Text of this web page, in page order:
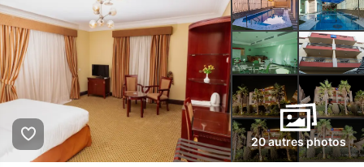
20 autres photos